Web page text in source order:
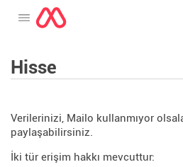
Menüyü aç
Hisse
Verilerinizi, Mailo kullanmıyor
paylaşabilirsiniz.
İki tür erişim hakkı mevcuttur: